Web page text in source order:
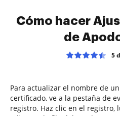
Cómo hacer
de
5
Para actualizar el nombre de
certificado, ve a la pestaña de
registro. Haz clic en el registro,